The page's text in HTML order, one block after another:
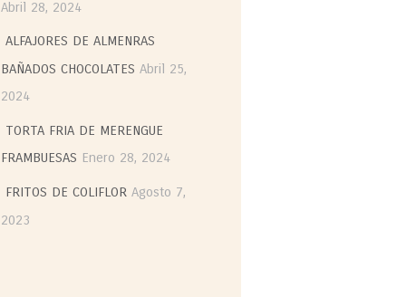
Abril 28, 2024
ALFAJORES DE ALMENRAS
BAÑADOS CHOCOLATES Abril 25,
2024
TORTA FRIA DE MERENGUE
FRAMBUESAS Enero 28, 2024
FRITOS DE COLIFLOR Agosto 7,
2023